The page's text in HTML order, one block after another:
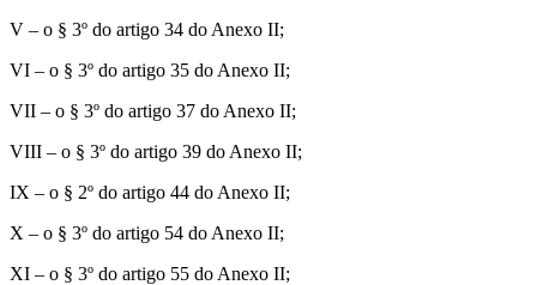
V – o § 3º do artigo 34 do Anexo II;
VI – o § 3º do artigo 35 do Anexo II;
VII – o § 3º do artigo 37 do Anexo II;
VIII – o § 3º do artigo 39 do Anexo II;
IX – o § 2º do artigo 44 do Anexo II;
X – o § 3º do artigo 54 do Anexo II;
XI – o § 3º do artigo 55 do Anexo II;